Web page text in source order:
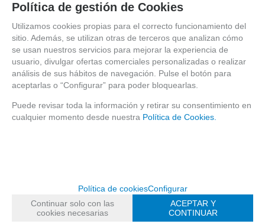
Boquillas
Boquilleros
Cañas
Cortacañas
Deflector Saxo Tenor
Estuches Guardacañas
Limpiadores
Protectores Boquilla
Política de gestión de Cookies
Utilizamos cookies propias para el correcto funcionamiento del
sitio. Además, se utilizan otras de terceros que analizan cómo
se usan nuestros servicios para mejorar la experiencia de
usuario, divulgar ofertas comerciales personalizadas o realizar
análisis de sus hábitos de navegación. Pulse el botón para
aceptarlas o “Configurar” para poder bloquearlas.
Puede revisar toda la información y retirar su consentimiento en
cualquier momento desde nuestra Política de Cookies.
Política de cookiesConfigurar
Continuar solo con las
cookies necesarias
ACEPTAR Y
CONTINUAR